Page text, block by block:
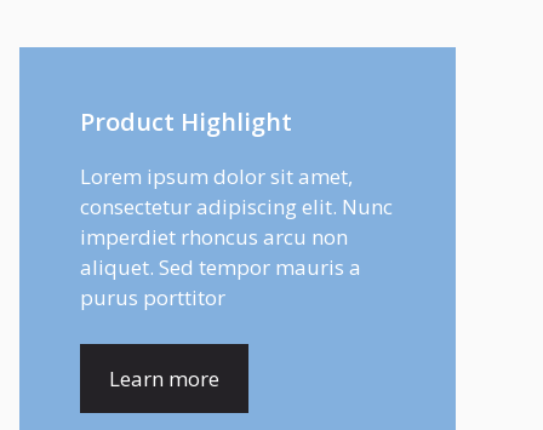
Product Highlight
Lorem ipsum dolor sit amet,
consectetur adipiscing elit. Nunc
imperdiet rhoncus arcu non
aliquet. Sed tempor mauris a
purus porttitor
Learn more